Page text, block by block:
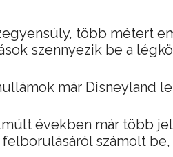
több métert
szennyezik be a
már Disneyland
években már több
számolt